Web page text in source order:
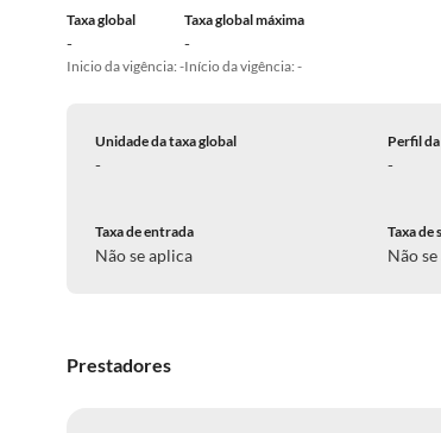
Taxa global
-
Inicio da vigência: -
Taxa global máxima
-
Início da vigência: -
Unidade da taxa global
-
Perfil
-
Taxa de entrada
Não se aplica
Taxa de
Não
Prestadores